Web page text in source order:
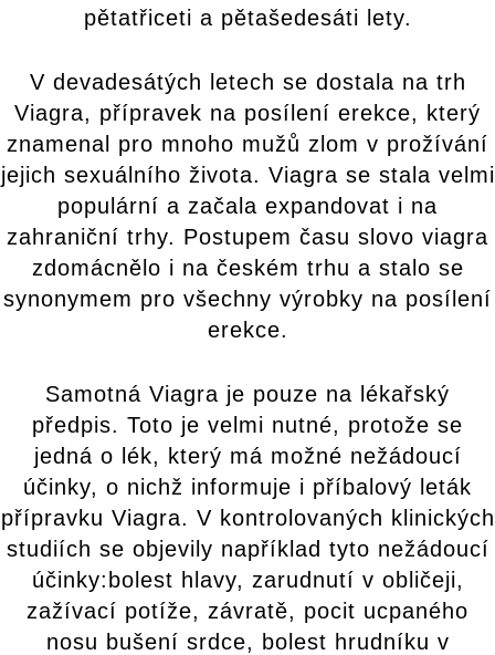
pětatřiceti a pětašedesáti lety.
V devadesátých letech se dostala na trh
Viagra, přípravek na posílení erekce, který
znamenal pro mnoho mužů zlom v prožívání
jejich sexuálního života. Viagra se stala velmi
populární a začala expandovat i na
zahraniční trhy. Postupem času slovo viagra
zdomácnělo i na českém trhu a stalo se
synonymem pro všechny výrobky na posílení
erekce.
Samotná Viagra je pouze na lékařský
předpis. Toto je velmi nutné, protože se
jedná o lék, který má možné nežádoucí
účinky, o nichž informuje i příbalový leták
přípravku Viagra. V kontrolovaných klinických
studiích se objevily například tyto nežádoucí
účinky:bolest hlavy, zarudnutí v obličeji,
zažívací potíže, závratě, pocit ucpaného
nosu bušení srdce, bolest hrudníku v